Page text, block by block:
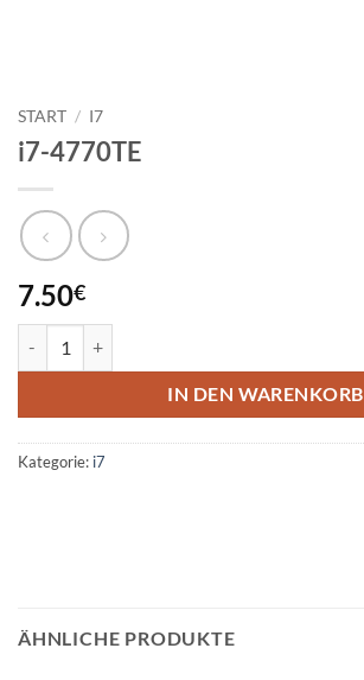
START / I7
i7-4770TE
7.50€
IN DEN WARENKORB
Kategorie: i7
ÄHNLICHE PRODUKTE